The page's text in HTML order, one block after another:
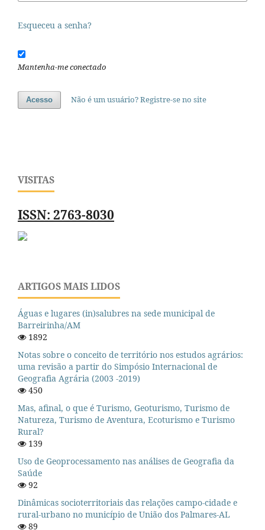
Esqueceu a senha?
Mantenha-me conectado
Acesso Não é um usuário? Registre-se no site
VISITAS
ISSN: 2763-8030
ARTIGOS MAIS LIDOS
Águas e lugares (in)salubres na sede municipal de
Barreirinha/AM
1892
Notas sobre o conceito de território nos estudos agrários:
uma revisão a partir do Simpósio Internacional de
Geografia Agrária (2003 -2019)
450
Mas, afinal, o que é Turismo, Geoturismo, Turismo de
Natureza, Turismo de Aventura, Ecoturismo e Turismo
Rural?
139
Uso de Geoprocessamento nas análises de Geografia da
Saúde
92
Dinâmicas socioterritoriais das relações campo-cidade e
rural-urbano no município de União dos Palmares-AL
89